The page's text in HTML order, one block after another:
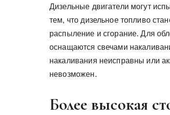
Дизельные двигатели могут
тем, что дизельное топливо
распыление и сгорание. Для
оснащаются свечами
накаливания неисправны или
невозможен.
Более высокая